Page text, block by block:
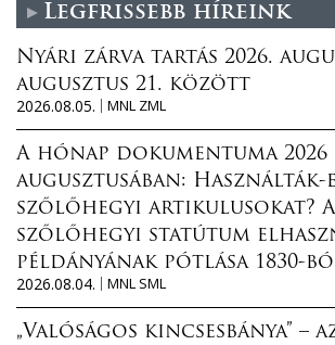
Legfrissebb híreink
Nyári zárva tartás 2026.
augusztus 21. között
2026.08.05.
MNL ZML
A hónap dokumentuma 2026
augusztusában: Használták-
szőlőhegyi artikulusokat?
szőlőhegyi statútum
példányának pótlása 1830-
2026.08.04.
MNL SML
„Valóságos kincsesbánya” –